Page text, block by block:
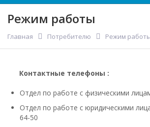
Режим работы
Главная Потребителю Режим
Контактные телефоны :
Отдел по работе с физическими
Отдел по работе с юридическими
64-50